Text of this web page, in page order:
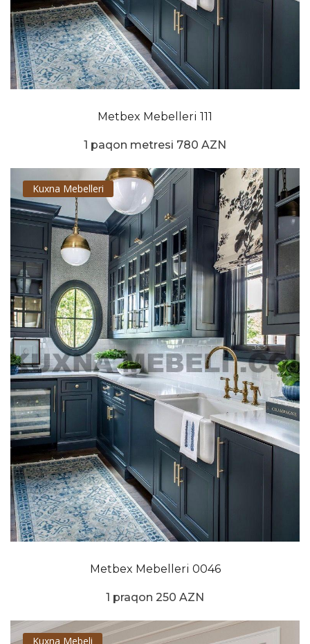
Metbex Mebelleri 111
1 paqon metresi 780 AZN
Kuxna Mebelleri
Metbex Mebelleri 0046
1 praqon 250 AZN
Kuxna Mebeli